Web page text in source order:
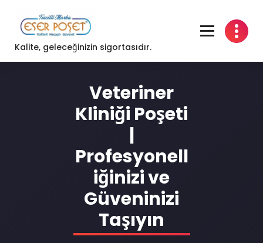
content
Kalite, geleceğinizin sigortasıdır.
Veteriner
Kliniği Poşeti
|
Profesyonell
iğinizi ve
Güveninizi
Taşıyın